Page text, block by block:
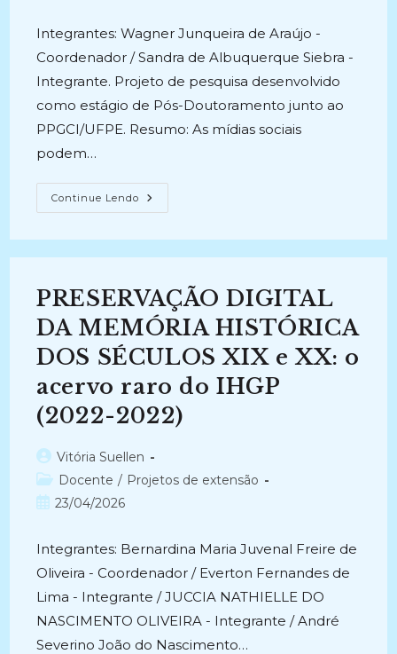
Integrantes: Wagner Junqueira de Araújo -
Coordenador / Sandra de Albuquerque Siebra -
Integrante. Projeto de pesquisa desenvolvido
como estágio de Pós-Doutoramento junto ao
PPGCI/UFPE. Resumo: As mídias sociais
podem…
Continue Lendo PRESERVAÇÃO
DIGITAL
REDES
ACADÊMICAS
(2020
–
2021)
PRESERVAÇÃO DIGITAL
DA MEMÓRIA HISTÓRICA
DOS SÉCULOS XIX e XX: o
acervo raro do IHGP
(2022-2022)
Autor
do
post:
Vitória Suellen
Categoria
do
Docente / Projetos de extensão
Post23/04/2026
Integrantes: Bernardina Maria Juvenal Freire de
Oliveira - Coordenador / Everton Fernandes de
Lima - Integrante / JUCCIA NATHIELLE DO
NASCIMENTO OLIVEIRA - Integrante / André
Severino João do Nascimento…